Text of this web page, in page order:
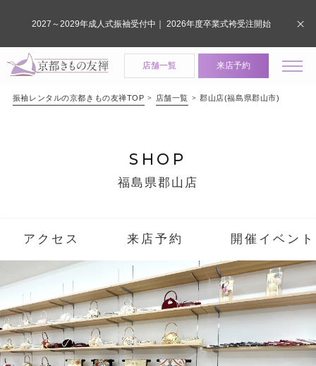
店舗一覧 来店予約
振袖レンタルの京都きもの友禅TOP 店舗一覧 郡山店(福島県郡山市)
SHOP
福島県郡山店
アクセス 来店予約 開催イベント
2027～2029年成人式振袖受付中｜ 2026年度卒業式袴受注開始